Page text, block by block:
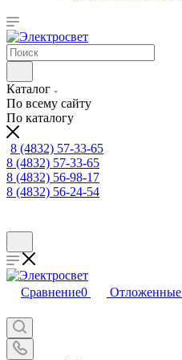
Каталог
По всему сайту
По каталогу
8 (4832) 57-33-65
8 (4832) 57-33-65
8 (4832) 56-98-17
8 (4832) 56-24-54
Сравнение0 Отложенные